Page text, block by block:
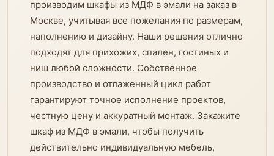
производим шкафы из МДФ в эмали на заказ в
Москве, учитывая все пожелания по размерам,
наполнению и дизайну. Наши решения отлично
подходят для прихожих, спален, гостиных и
ниш любой сложности. Собственное
производство и отлаженный цикл работ
гарантируют точное исполнение проектов,
честную цену и аккуратный монтаж. Закажите
шкаф из МДФ в эмали, чтобы получить
действительно индивидуальную мебель,